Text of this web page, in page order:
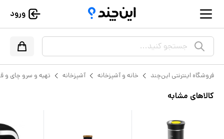
ورود
جستجو کنید...
فروشگاه اینترنتی این‌چند خانه و آشپزخانه آشپزخانه تهیه و سرو چای و
کالاهای مشابه